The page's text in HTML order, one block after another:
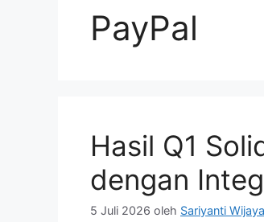
PayPal
Hasil Q1
dengan
5 Juli 2026 oleh Sariyanti Wijaya